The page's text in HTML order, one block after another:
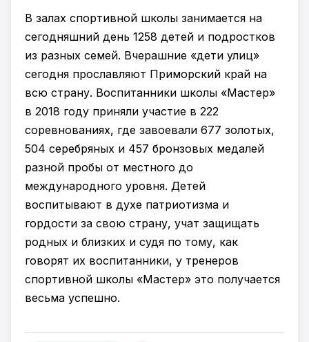
В залах спортивной школы занимается на
сегодняшний день 1258 детей и подростков
из разных семей. Вчерашние «дети улиц»
сегодня прославляют Приморский край на
всю страну. Воспитанники школы «Мастер»
в 2018 году приняли участие в 222
соревнованиях, где завоевали 677 золотых,
504 серебряных и 457 бронзовых медалей
разной пробы от местного до
международного уровня. Детей
воспитывают в духе патриотизма и
гордости за свою страну, учат защищать
родных и близких и судя по тому, как
говорят их воспитанники, у тренеров
спортивной школы «Мастер» это получается
весьма успешно.